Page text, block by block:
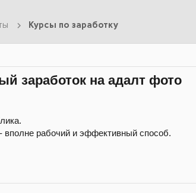
Курсы по заработку
заработок на адалт фото
вполне рабочий и эффективный способ.